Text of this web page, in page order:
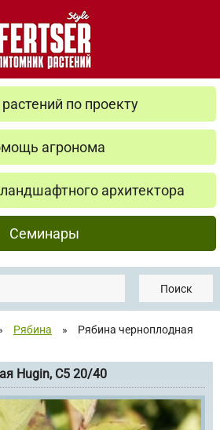
по проекту
агронома
архитектора
Семинары
Поиск
Рябина »
Рябина черноплодная
Hugin, С5 20/40